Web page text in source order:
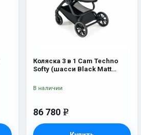
Коляска 3 в 1 Cam Techno
Softy (шасси Black Matt
86 780 e
В наличии